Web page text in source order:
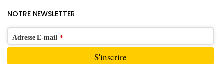
NOTRE NEWSLETTER
Adresse E-mail *
S'inscrire